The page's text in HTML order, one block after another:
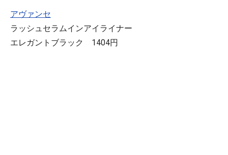
アヴァンセ
ラッシュセラムインアイライナー
エレガントブラック 1404円